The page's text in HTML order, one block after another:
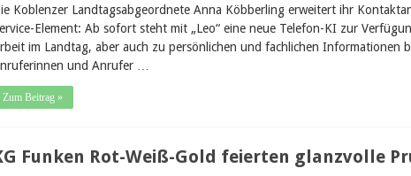
Koblenzer Landtagsabgeordnete Anna Köbberling erweitert ihr
Element: Ab sofort steht mit „Leo“ eine neue Telefon-KI zur
im Landtag, aber auch zu persönlichen und fachlichen Informationen
und Anrufer …
Zum Beitrag »
Funken Rot-Weiß-Gold feierten glanzvolle